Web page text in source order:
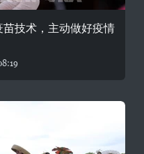
苗技术，主动做好疫情